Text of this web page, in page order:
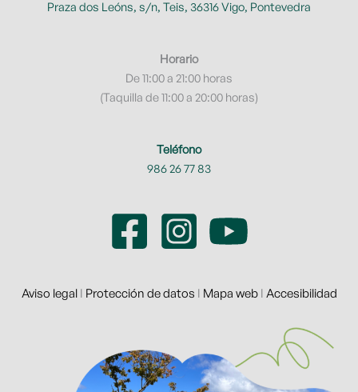
Praza dos Leóns, s/n, Teis, 36316 Vigo, Pontevedra
Horario
De 11:00 a 21:00 horas
(Taquilla de 11:00 a 20:00 horas)
Teléfono
986 26 77 83
Aviso legal I Protección de datos I Mapa webI Accesibilidad